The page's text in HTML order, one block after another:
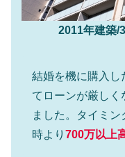
2011年建築/
結婚を機に購入し
てローンが厳しく
ました。タイミ
時より 700万以上